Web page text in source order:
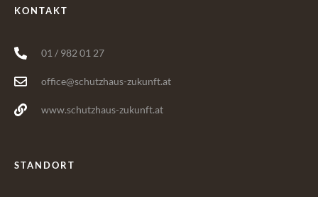
KONTAKT
01 / 982 01 27
office@schutzhaus-zukunft.at
www.schutzhaus-zukunft.at
STANDORT